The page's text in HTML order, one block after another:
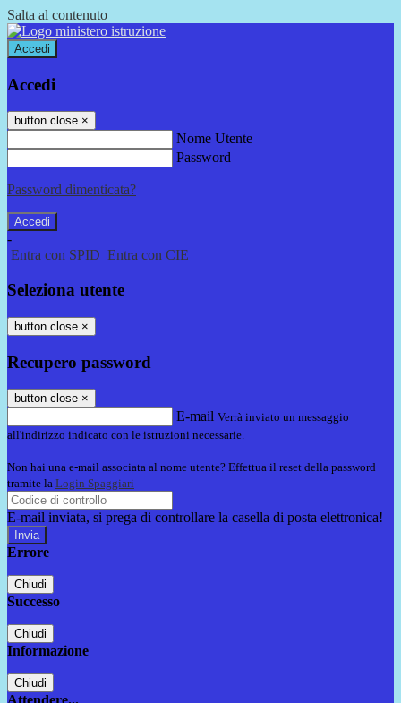
Salta al contenuto
Accedi
Accedi
button close ×
Nome Utente
Password
Password dimenticata?
-
Entra con SPID Entra con CIE
Seleziona utente
button close ×
Recupero password
button close ×
E-mail Verrà inviato un messaggio
all'indirizzo indicato con le istruzioni necessarie.
Non hai una e-mail associata al nome utente? Effettua il reset della password
tramite la Login Spaggiari
E-mail inviata, si prega di controllare la casella di posta elettronica!
Errore
Chiudi
Successo
Chiudi
Informazione
Chiudi